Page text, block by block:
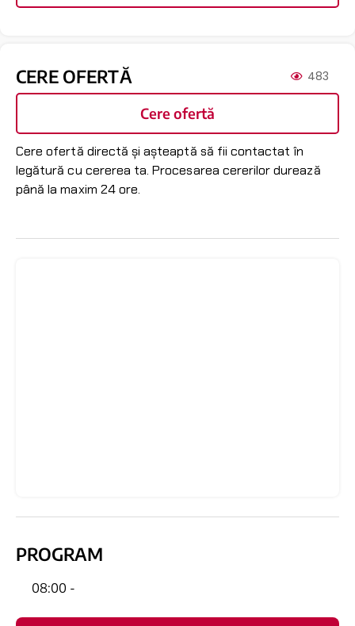
CERE OFERTĂ 483
Cere ofertă
Cere ofertă directă și așteaptă să fii contactat în
legătură cu cererea ta. Procesarea cererilor durează
până la maxim 24 ore.
PROGRAM
08:00 -